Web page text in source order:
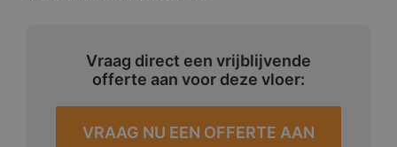
Vraag direct een vrijblijvende
offerte aan voor deze vloer:
VRAAG NU EEN OFFERTE AAN